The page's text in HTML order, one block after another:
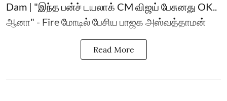
Dam | "இந்த பன்ச் டயலாக் CM விஜய் பேசுனது OK..
ஆனா" - Fire மோடில் பேசிய பாஜக அஸ்வத்தாமன்
Read More